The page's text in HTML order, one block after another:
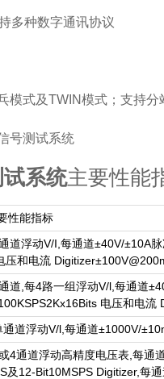
多种数字通讯协议
模式及TWIN模式；支持分
号测试系统
系统主要性能
性能指标
道浮动V/I,每通道±40V/±10A
压和电流
道,每4路一组浮动V/l,每通道
电压和电流
通道浮动V/l,每通道±1000V/
4通道浮动高精度电压表,每通
及12-Bit10MSPS Digitizer,每